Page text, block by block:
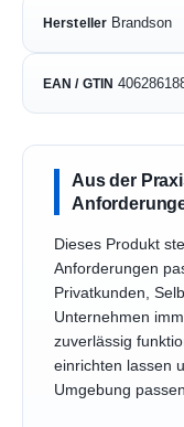
Hersteller Brandson
EAN / GTIN
Aus der
Dieses Produkt
Anforderungen
Privatkunden,
Unternehmen
zuverlässig
einrichten lassen
Umgebung